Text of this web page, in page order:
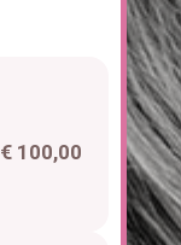
€ 100,00